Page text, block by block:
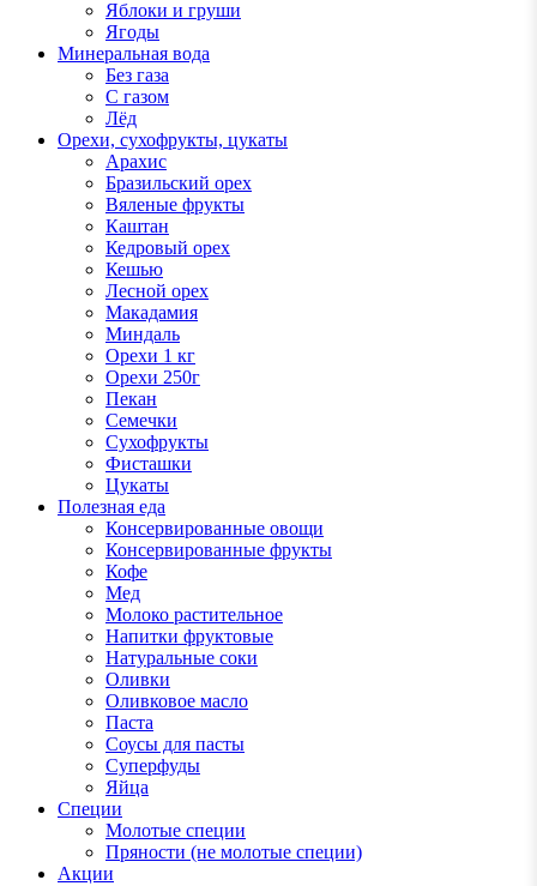
Яблоки и груши
Ягоды
Минеральная вода
Без газа
С газом
Лёд
Орехи, сухофрукты, цукаты
Арахис
Бразильский орех
Вяленые фрукты
Каштан
Кедровый орех
Кешью
Лесной орех
Макадамия
Миндаль
Орехи 1 кг
Орехи 250г
Пекан
Семечки
Сухофрукты
Фисташки
Цукаты
Полезная еда
Консервированные овощи
Консервированные фрукты
Кофе
Мед
Молоко растительное
Напитки фруктовые
Натуральные соки
Оливки
Оливковое масло
Паста
Соусы для пасты
Суперфуды
Яйца
Специи
Молотые специи
Пряности (не молотые специи)
Акции